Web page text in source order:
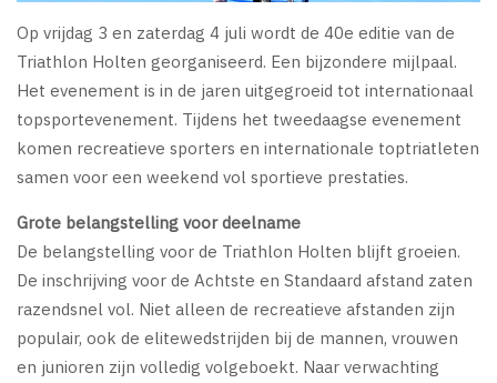
Op vrijdag 3 en zaterdag 4 juli wordt de 40e editie van de
Triathlon Holten georganiseerd. Een bijzondere mijlpaal.
Het evenement is in de jaren uitgegroeid tot internationaal
topsportevenement. Tijdens het tweedaagse evenement
komen recreatieve sporters en internationale toptriatleten
samen voor een weekend vol sportieve prestaties.
Grote belangstelling voor deelname
De belangstelling voor de Triathlon Holten blijft groeien.
De inschrijving voor de Achtste en Standaard afstand zaten
razendsnel vol. Niet alleen de recreatieve afstanden zijn
populair, ook de elitewedstrijden bij de mannen, vrouwen
en junioren zijn volledig volgeboekt. Naar verwachting